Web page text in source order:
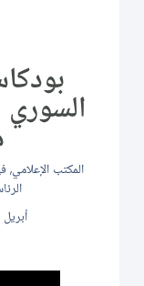
المكتب الإعلامي,
أبريل 29, 2025